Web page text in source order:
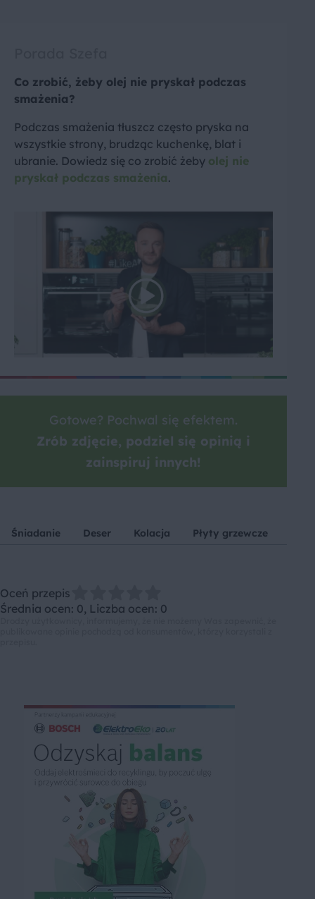
Co zrobić, żeby olej nie pryskał podczas
smażenia?
Podczas smażenia tłuszcz często pryska na
wszystkie strony, brudząc kuchenkę, blat i
ubranie. Dowiedz się co zrobić żeby olej nie
pryskał podczas smażenia.
Gotowe? Pochwal się efektem.
Zrób zdjęcie, podziel się opinią i
zainspiruj innych!
Śniadanie Deser Kolacja Płyty grzewcze
Oceń przepis
Średnia ocen: 0, Liczba ocen: 0